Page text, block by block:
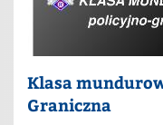
Klasa
Graniczna